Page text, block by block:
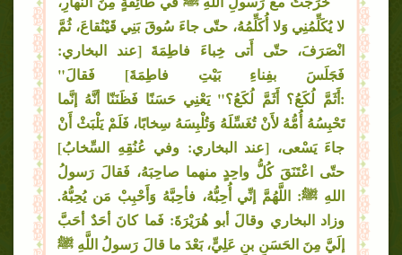
لا يُكَلِّمُنِي وَلا أُكَلِّمُهُ، حتّى جاءَ سُوقَ بَنِي قَيْنُقاعَ، ثُمَّ
انْصَرَفَ، حتّى أَتى خِباءَ فاطِمَةَ [عند البخاري:
فَجَلَسَ بفِناءِ بَيْتِ فاطِمَةَ] فَقالَ"
:أَثَمَّ لُكَعُ؟ أَثَمَّ لُكَعُ؟" يَعْنِي حَسَنًا فَظَنَنّا أنَّهُ إنَّما
تَحْبِسُهُ أُمُّهُ لأَنْ تُغَسِّلَهُ وَتُلْبِسَهُ سِخابًا، فَلَمْ يَلْبَثْ أَنْ
جاءَ يَسْعى، [عند البخاري: وفي عُنُقِهِ السِّخابُ]
حتّى اعْتَنَقَ كُلُّ واحِدٍ منهما صاحِبَهُ، فَقالَ رَسولُ
اللهِ ﷺ: اللَّهُمَّ إنِّي أُحِبُّهُ، فأحِبَّهُ وَأَحْبِبْ مَن يُحِبُّهُ.
وزاد البخاري وقالَ أبو هُرَيْرَةَ: فَما كانَ أحَدٌ أحَبَّ
إلَيَّ مِنَ الحَسَنِ بنِ عَلِيٍّ، بَعْدَ ما قالَ رَسولُ اللَّهِ ﷺ